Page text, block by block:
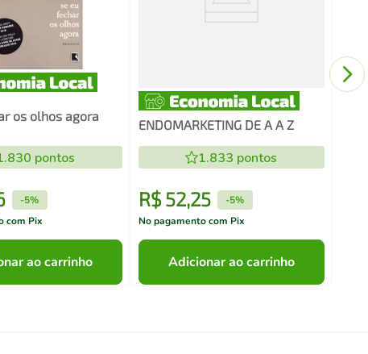
os olhos agora
pontos
-5%
com Pix
ao carrinho
ENDOMARKETING DE A A Z
1.833 pontos
R$ 52,25 -5%
No pagamento com Pix
Adicionar ao carrinho